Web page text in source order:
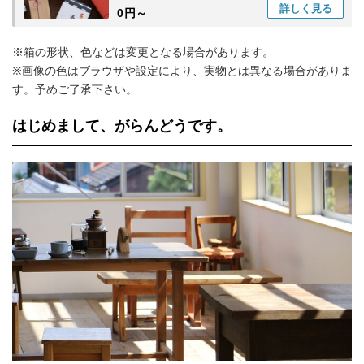
0円～ 詳しく 見る
※箱の形状、色などは変更となる場合があります。
※画像の色はブラウザや設定により、実物とは異なる場合がありま
す。予めご了承下さい。
はじめまして、がらんどうです。